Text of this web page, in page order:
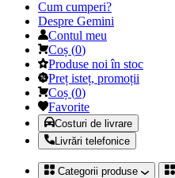
Cum cumperi?
Despre Gemini
Contul meu
Coș (0)
Produse noi în stoc
Preț isteț, promoții
Coș (0)
Favorite
Costuri de livrare
Livrări telefonice
Categorii produse